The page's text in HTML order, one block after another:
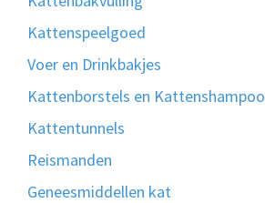
Kattenspeelgoed
Voer en Drinkbakjes
Kattenborstels en Kattenshampoo
Kattentunnels
Reismanden
Geneesmiddellen kat